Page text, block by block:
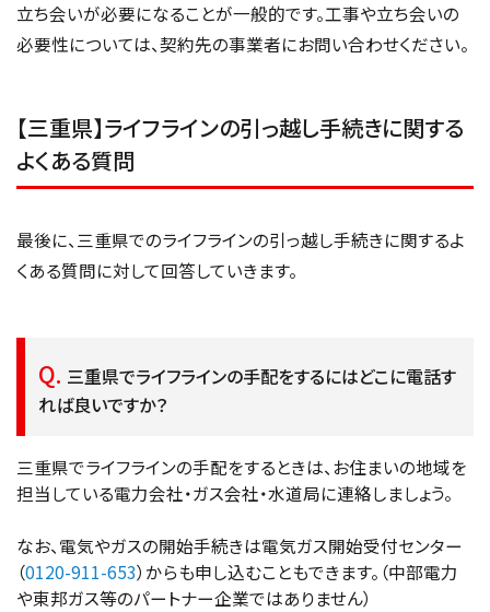
立ち会いが必要になることが一般的です。工事や立ち会いの
必要性については、契約先の事業者にお問い合わせください。
【三重県】ライフラインの引っ越し手続きに関する
よくある質問
最後に、三重県でのライフラインの引っ越し手続きに関するよ
くある質問に対して回答していきます。
三重県でライフラインの手配をするにはどこに電話す
れば良いですか？
三重県でライフラインの手配をするときは、お住まいの地域を
担当している電力会社・ガス会社・水道局に連絡しましょう。
なお、電気やガスの開始手続きは電気ガス開始受付センター
（0120-911-653）からも申し込むこともできます。（中部電力
や東邦ガス等のパートナー企業ではありません）